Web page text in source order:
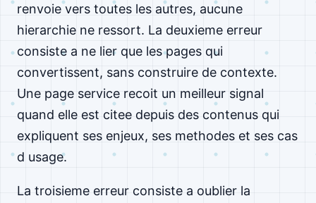
renvoie vers toutes les autres, aucune
hierarchie ne ressort. La deuxieme erreur
consiste a ne lier que les pages qui
convertissent, sans construire de contexte.
Une page service recoit un meilleur signal
quand elle est citee depuis des contenus qui
expliquent ses enjeux, ses methodes et ses cas
d usage.
La troisieme erreur consiste a oublier la